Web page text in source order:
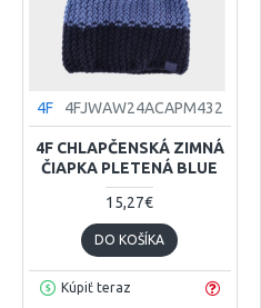
4F 4FJWAW24ACAPM432
4F CHLAPČENSKÁ ZIMNÁ
ČIAPKA PLETENÁ BLUE
15,27€
DO KOŠÍKA
Kúpiť teraz